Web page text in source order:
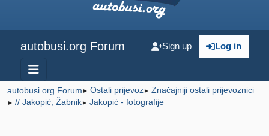
autobusi.org Forum Log in
Sign up
autobusi.org Forum ► Ostali prijevoz► Značajniji ostali prijevoznici
► // Jakopić, Žabnik► Jakopić - fotografije